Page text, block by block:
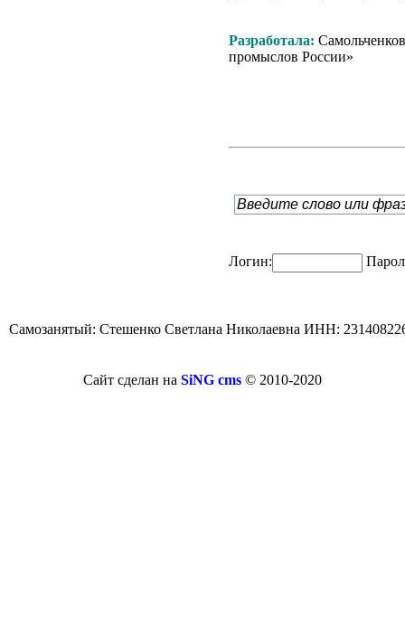
Разработала:
промыслов России»
Логин:
Самозанятый: Стешенко Светлана Николаевна ИНН:
Сайт сделан на SiNG cms © 2010-2020